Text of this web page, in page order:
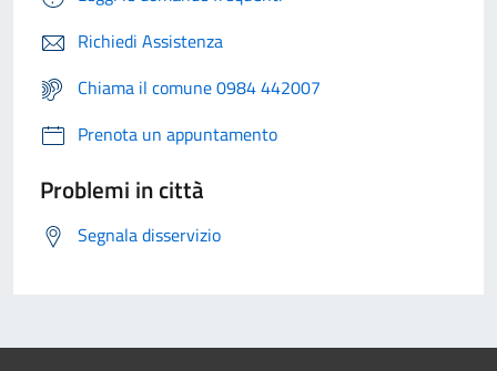
Richiedi Assistenza
Chiama il comune 0984 442007
Prenota un appuntamento
Problemi in città
Segnala disservizio